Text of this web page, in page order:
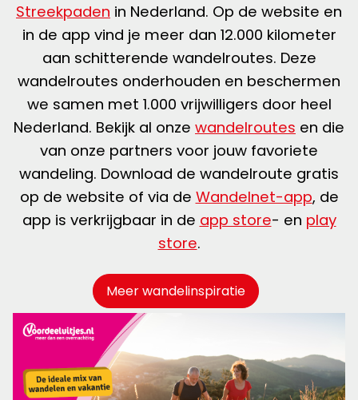
Streekpaden in Nederland. Op de website en
in de app vind je meer dan 12.000 kilometer
aan schitterende wandelroutes. Deze
wandelroutes onderhouden en beschermen
we samen met 1.000 vrijwilligers door heel
Nederland. Bekijk al onze wandelroutes en die
van onze partners voor jouw favoriete
wandeling. Download de wandelroute gratis
op de website of via de Wandelnet-app, de
app is verkrijgbaar in de app store- en play
store.
Meer wandelinspiratie